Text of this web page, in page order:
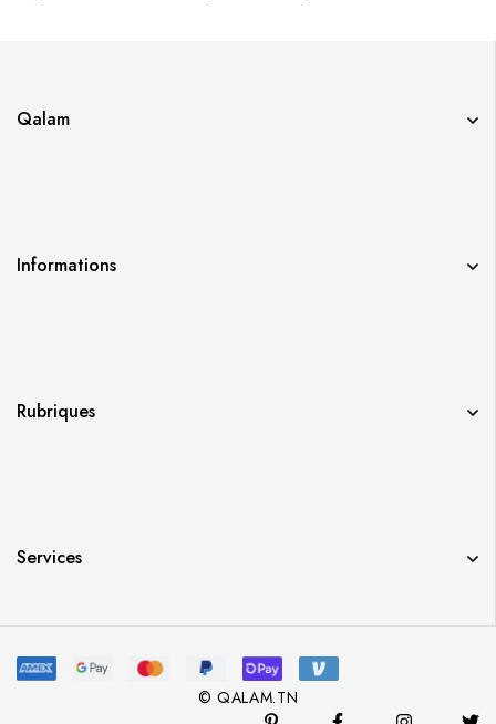
Qalam
Informations
Rubriques
Services
© QALAM.TN